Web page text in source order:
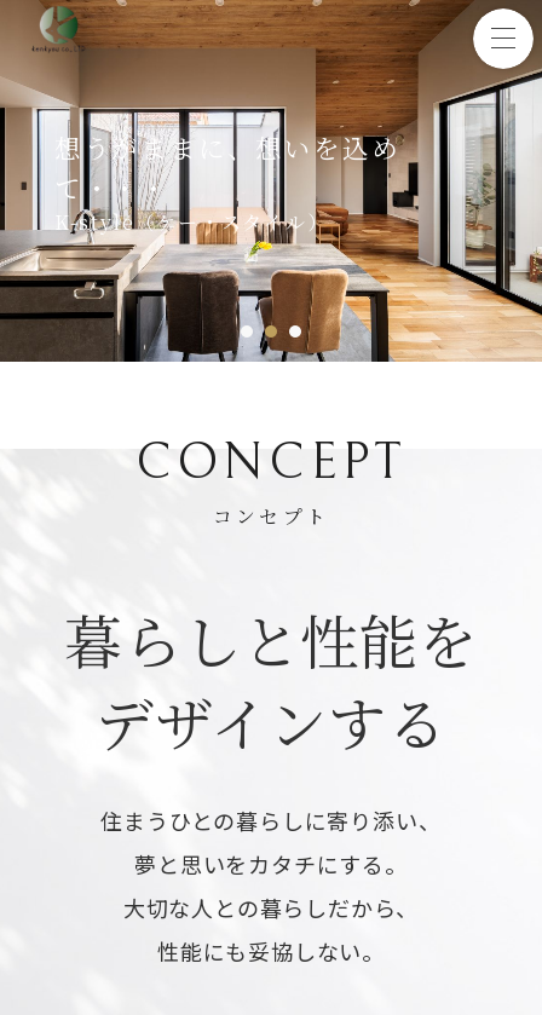
想うがままに、想いを込め
て・・・
K-style（ケー・スタイル）
1 2 3
CONCEPT
コンセプト
暮らしと性能を
デザインする
住まうひとの暮らしに寄り添い、
夢と思いをカタチにする。
大切な人との暮らしだから、
性能にも妥協しない。